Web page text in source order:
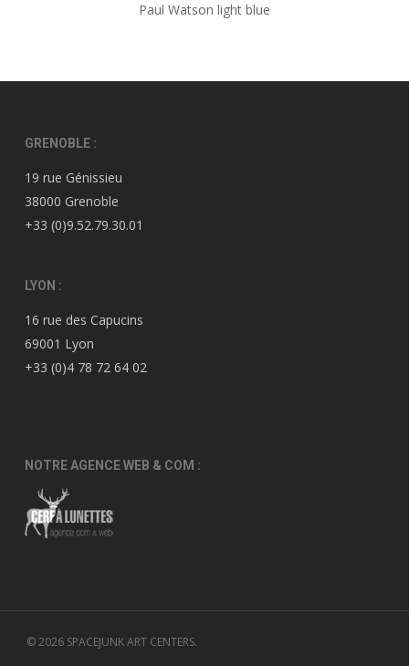
Paul Watson light blue
GRENOBLE :
19 rue Génissieu
38000 Grenoble
+33 (0)9.52.79.30.01
LYON :
16 rue des Capucins
69001 Lyon
+33 (0)4 78 72 64 02
NOTRE AGENCE WEB & COM :
© 2026 SPACEJUNK ART CENTERS.